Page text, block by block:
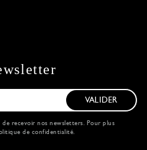
VALIDER
recevoir nos newsletters. Pour plus
de confidentialité.